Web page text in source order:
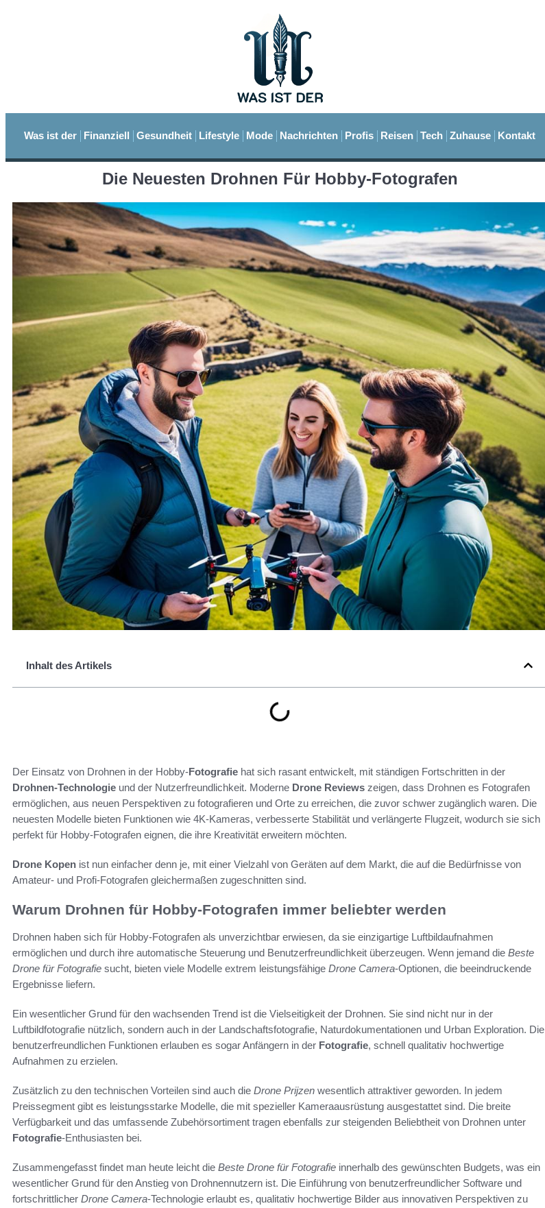
Was ist der Finanziell Gesundheit Lifestyle Mode Nachrichten Profis Reisen Tech Zuhause Kontakt
Die Neuesten Drohnen Für Hobby-Fotografen
Inhalt des Artikels
Der Einsatz von Drohnen in der Hobby-Fotografie hat sich rasant entwickelt, mit ständigen Fortschritten in der
Drohnen-Technologie und der Nutzerfreundlichkeit. Moderne Drone Reviews zeigen, dass Drohnen es Fotografen
ermöglichen, aus neuen Perspektiven zu fotografieren und Orte zu erreichen, die zuvor schwer zugänglich waren. Die
neuesten Modelle bieten Funktionen wie 4K-Kameras, verbesserte Stabilität und verlängerte Flugzeit, wodurch sie sich
perfekt für Hobby-Fotografen eignen, die ihre Kreativität erweitern möchten.
Drone Kopen ist nun einfacher denn je, mit einer Vielzahl von Geräten auf dem Markt, die auf die Bedürfnisse von
Amateur- und Profi-Fotografen gleichermaßen zugeschnitten sind.
Warum Drohnen für Hobby-Fotografen immer beliebter werden
Drohnen haben sich für Hobby-Fotografen als unverzichtbar erwiesen, da sie einzigartige Luftbildaufnahmen
ermöglichen und durch ihre automatische Steuerung und Benutzerfreundlichkeit überzeugen. Wenn jemand die Beste
Drone für Fotografie sucht, bieten viele Modelle extrem leistungsfähige Drone Camera-Optionen, die beeindruckende
Ergebnisse liefern.
Ein wesentlicher Grund für den wachsenden Trend ist die Vielseitigkeit der Drohnen. Sie sind nicht nur in der
Luftbildfotografie nützlich, sondern auch in der Landschaftsfotografie, Naturdokumentationen und Urban Exploration. Die
benutzerfreundlichen Funktionen erlauben es sogar Anfängern in der Fotografie, schnell qualitativ hochwertige
Aufnahmen zu erzielen.
Zusätzlich zu den technischen Vorteilen sind auch die Drone Prijzen wesentlich attraktiver geworden. In jedem
Preissegment gibt es leistungsstarke Modelle, die mit spezieller Kameraausrüstung ausgestattet sind. Die breite
Verfügbarkeit und das umfassende Zubehörsortiment tragen ebenfalls zur steigenden Beliebtheit von Drohnen unter
Fotografie-Enthusiasten bei.
Zusammengefasst findet man heute leicht die Beste Drone für Fotografie innerhalb des gewünschten Budgets, was ein
wesentlicher Grund für den Anstieg von Drohnennutzern ist. Die Einführung von benutzerfreundlicher Software und
fortschrittlicher Drone Camera-Technologie erlaubt es, qualitativ hochwertige Bilder aus innovativen Perspektiven zu